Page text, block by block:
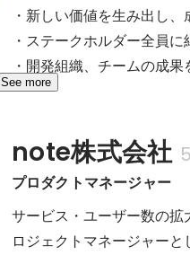
・新しい価値を生み出し
・ステークホルダー全員
・開発組織、チームの成果
See more
note株式会社
プロダクトマネージャー
サービス・ユーザー数の
ロジェクトマネージャー